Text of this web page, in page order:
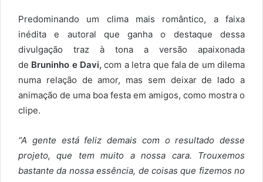
Predominando um clima mais romântico, a faixa
inédita e autoral que ganha o destaque dessa
divulgação traz à tona a versão apaixonada
de Bruninho e Davi, com a letra que fala de um dilema
numa relação de amor, mas sem deixar de lado a
animação de uma boa festa em amigos, como mostra o
clipe.
“A gente está feliz demais com o resultado desse
projeto, que tem muito a nossa cara. Trouxemos
bastante da nossa essência, de coisas que fizemos no